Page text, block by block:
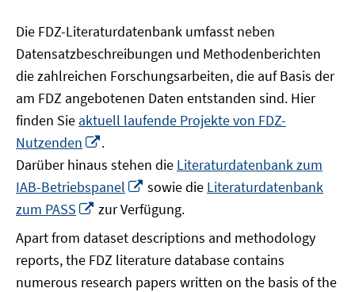
Die FDZ-Literaturdatenbank umfasst neben
Datensatzbeschreibungen und Methodenberichten
die zahlreichen Forschungsarbeiten, die auf Basis der
am FDZ angebotenen Daten entstanden sind. Hier
finden Sie aktuell laufende Projekte von FDZ-
Nutzenden
neuem
Fenster
öffnen
.
Darüber hinaus stehen die Literaturdatenbank zum
IAB-Betriebspanel
In
neuem
Fenster
öffnen
sowie die Literaturdatenbank
zum PASS
In
Fenster
öffnen
zur Verfügung.
Apart from dataset descriptions and methodology
reports, the FDZ literature database contains
numerous research papers written on the basis of the